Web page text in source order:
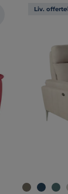
Liv. offerte